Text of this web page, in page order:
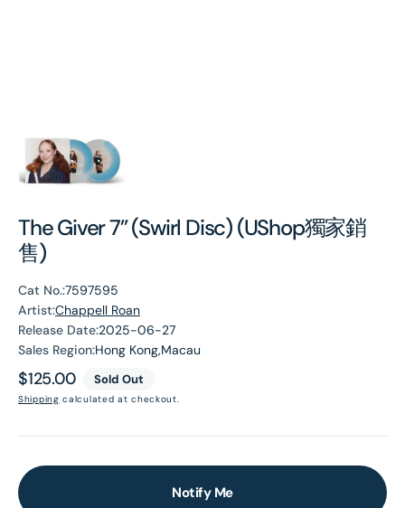
The Giver 7” (Swirl Disc) (UShop獨家銷
售)
Cat No.:7597595
Artist:Chappell Roan
Release Date:2025-06-27
Sales Region:Hong Kong,Macau
Regular
price
$125.00 Sold Out
Shipping calculated at checkout.
Notify Me